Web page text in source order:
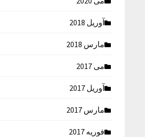
آوریل 2018
مارس 2018
می 2017
آوریل 2017
مارس 2017
فوریه 2017